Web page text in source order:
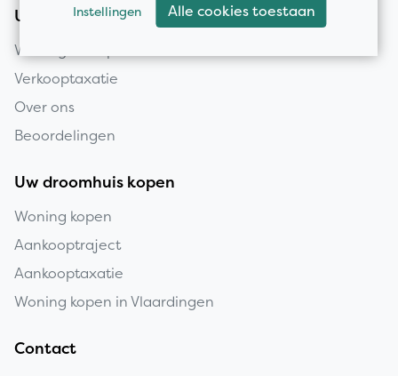
Uw huis verkopen
Woning verkopen
Verkooptaxatie
Over ons
Beoordelingen
Uw droomhuis kopen
Woning kopen
Aankooptraject
Aankooptaxatie
Woning kopen in Vlaardingen
Contact
Instellingen Alle cookies toestaan